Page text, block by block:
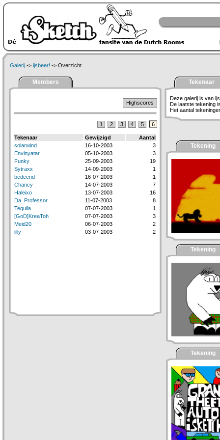
Galerij -> ijsbeer! -> Overzicht
Members
Highscores
1 2 3 4 5 6
Tekenaar Gewijzigd
Aantal
solarwind
16-10-2003
3
Envinyatar
05-10-2003
3
Funky
25-09-2003
19
Sytraxx
14-09-2003
1
bedeend
16-07-2003
1
Chancy
14-07-2003
7
Haleixo
13-07-2003
16
Da_Professor
11-07-2003
8
Tequila
07-07-2003
1
[GoD]KreaToh
07-07-2003
3
Meid20
06-07-2003
2
lilly
03-07-2003 2
Tekenaar
Deze galerij is van
De laatste tekening
Het aantal
Tekening
Tekening
Tekening